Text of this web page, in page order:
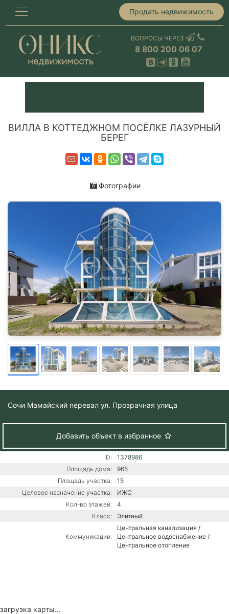
Продать недвижимость
ВОПРОСЫ ЧЕРЕЗ
8 800 200 06 07
ВИЛЛА В КОТТЕДЖНОМ ПОСЁЛКЕ ЛАЗУРНЫЙ
БЕРЕГ
Фотографии
Сочи Мамайский перевал ул. Прозрачная улица
Добавить объект в избранное
ID:
1378986
Площадь дома:
965
Площадь участка:
15
Целевое назначение участка:
ИЖС
Кол-во этажей:
4
Класс:
Элитный
Коммуникации:
Центральная канализация /
Центральное водоснабжение /
Центральное отопление
загрузка карты...